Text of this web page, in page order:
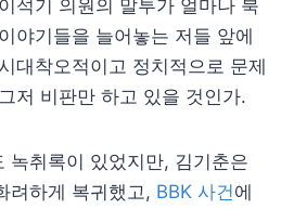
석기 의원의 말투가 얼마나 북
야기들을 늘어놓는 저들 앞에
대착오적이고 정치적으로 문제
저 비판만 하고 있을 것인가.
녹취록이 있었지만, 김기춘은
려하게 복귀했고, BBK 사건에